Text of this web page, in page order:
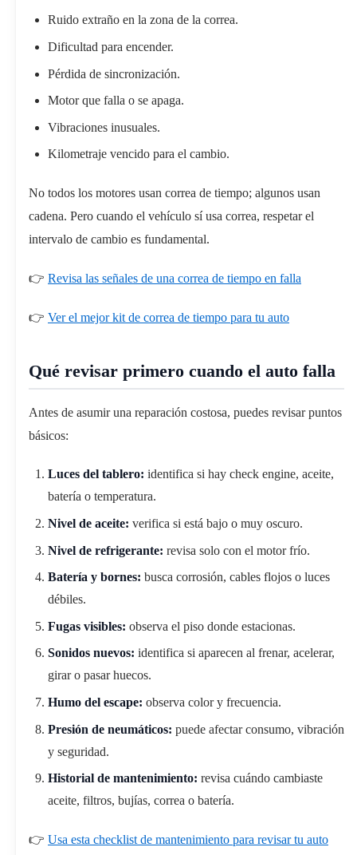
Ruido extraño en la zona de la correa.
Dificultad para encender.
Pérdida de sincronización.
Motor que falla o se apaga.
Vibraciones inusuales.
Kilometraje vencido para el cambio.
No todos los motores usan correa de tiempo; algunos usan
cadena. Pero cuando el vehículo sí usa correa, respetar el
intervalo de cambio es fundamental.
👉 Revisa las señales de una correa de tiempo en falla
👉 Ver el mejor kit de correa de tiempo para tu auto
Qué revisar primero cuando el auto falla
Antes de asumir una reparación costosa, puedes revisar puntos
básicos:
Luces del tablero: identifica si hay check engine, aceite,
batería o temperatura.
Nivel de aceite: verifica si está bajo o muy oscuro.
Nivel de refrigerante: revisa solo con el motor frío.
Batería y bornes: busca corrosión, cables flojos o luces
débiles.
Fugas visibles: observa el piso donde estacionas.
Sonidos nuevos: identifica si aparecen al frenar, acelerar,
girar o pasar huecos.
Humo del escape: observa color y frecuencia.
Presión de neumáticos: puede afectar consumo, vibración
y seguridad.
Historial de mantenimiento: revisa cuándo cambiaste
aceite, filtros, bujías, correa o batería.
👉 Usa esta checklist de mantenimiento para revisar tu auto